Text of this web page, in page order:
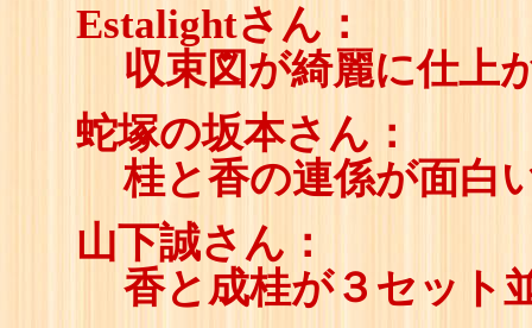
Estalightさん：
収束図が綺麗に仕上
蛇塚の坂本さん：
桂と香の連係が面白
山下誠さん：
香と成桂が３セット